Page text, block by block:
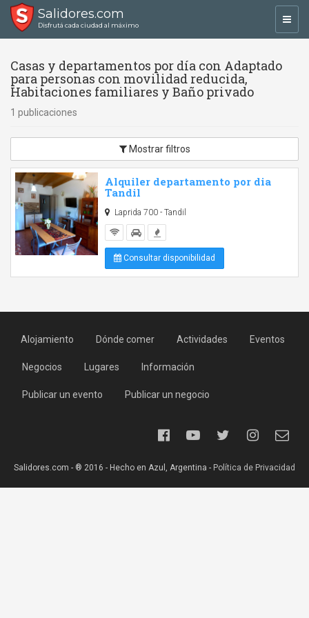
Salidores.com
Disfrutá cada ciudad al máximo
Casas y departamentos por día con Adaptado
para personas con movilidad reducida,
Habitaciones familiares y Baño privado
1 publicaciones
Mostrar filtros
Alquiler departamento por dia
Tandil
Laprida 700 - Tandil
Consultar disponibilidad
Alojamiento Dónde comer Actividades Eventos
Negocios Lugares Información
Publicar un evento Publicar un negocio
Salidores.com - ® 2016 - Hecho en Azul, Argentina - Política de Privacidad